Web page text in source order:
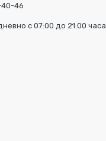
46
с 07:00 до 21:00 часа